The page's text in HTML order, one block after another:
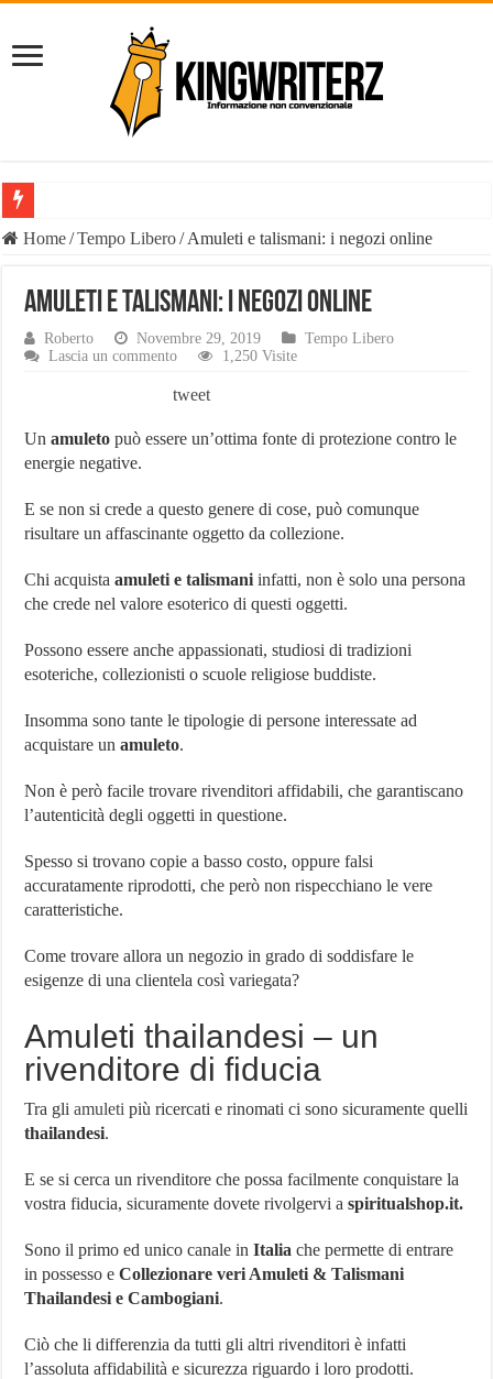
Il Diavolo: chi è davvero il fenomeno social e perché il suo nome è
Liste Telemarketing: TeleLead.it e Leadify.cloud tra le migliori
Pasta Busiate: il simbolo della tradizione trapanese
Tutte le casistiche di Risarcimento Danni Incidente Stradale
Derattizzazioni Enna: il piano anti-ratti di Work Services
Villaggio Peschici: Scegli il Villaggio Residence De Sio
Network Marketing Aziende Italiane – Lista Aggiornata 2024
Home/Tempo Libero/ Amuleti e talismani: i negozi online
Amuleti e talismani: i negozi online
Roberto Novembre 29, 2019
Tempo Libero
Lascia un commento
1,250 Visite
tweet
Unamuleto può essere un’ottima fonte di protezione contro le
energie negative.
E se non si crede a questo genere di cose, può comunque
risultare un affascinante oggetto da collezione.
Chi acquistaamuleti e talismani infatti, non è solo una persona
che crede nel valore esoterico di questi oggetti.
Possono essere anche appassionati, studiosi di tradizioni
esoteriche, collezionisti o scuole religiose buddiste.
Insomma sono tante le tipologie di persone interessate ad
acquistare unamuleto.
Non è però facile trovare rivenditori affidabili, che garantiscano
l’autenticità degli oggetti in questione.
Spesso si trovano copie a basso costo, oppure falsi
accuratamente riprodotti, che però non rispecchiano le vere
caratteristiche.
Come trovare allora un negozio in grado di soddisfare le
esigenze di una clientela così variegata?
Amuleti thailandesi – un
rivenditore di fiducia
Tra gliamuleti più ricercati e rinomati ci sono sicuramente quelli
thailandesi.
E se si cerca un rivenditore che possa facilmente conquistare la
vostra fiducia, sicuramente dovete rivolgervi aspiritualshop.it.
Sono il primo ed unico canale inItalia che permette di entrare
in possesso eCollezionare veri Amuleti & Talismani
Thailandesi e Cambogiani.
Ciò che li differenzia da tutti gli altri rivenditori è infatti
l’assoluta affidabilità e sicurezza riguardo i loro prodotti.